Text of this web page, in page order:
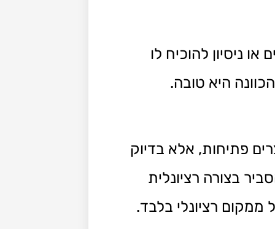
ניסיון להוכיח לו
היא טובה.
פתיחות, אלא בדיוק
בצורה רציונלית
רציונלי בלבד.